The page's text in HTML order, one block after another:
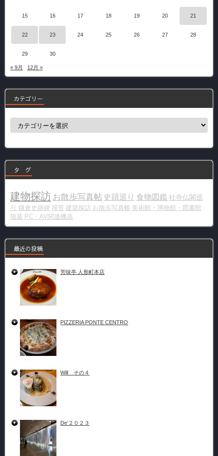
15 16 17 18 19 20 21
22 23 24 25 26 27 28
29 30
« 9月 12月 »
カテゴリー
カ
ー
タ グ
建物探訪 お散歩写真帖 史蹟巡り 食物図鑑 社寺仏閣巡
り 鎌倉史跡碑 掃苔 建築探訪 お散歩写真帳 美術館・博物館・図書館
陵墓 PC・AV関連機器
最近の投稿
芳味亭 人形町本店
PIZZERIA PONTE CENTRO
Will その４
De’２０２３